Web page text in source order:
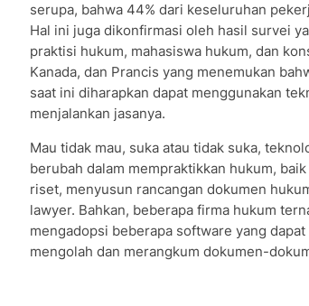
serupa, bahwa 44% dari keseluruhan
Hal ini juga dikonfirmasi oleh hasil survei
praktisi hukum, mahasiswa hukum, dan
Kanada, dan Prancis yang menemukan
saat ini diharapkan dapat menggunakan
menjalankan jasanya.
Mau tidak mau, suka atau tidak suka,
berubah dalam mempraktikkan hukum,
riset, menyusun rancangan dokumen
lawyer. Bahkan, beberapa firma hukum
mengadopsi beberapa software yang
mengolah dan merangkum dokumen-